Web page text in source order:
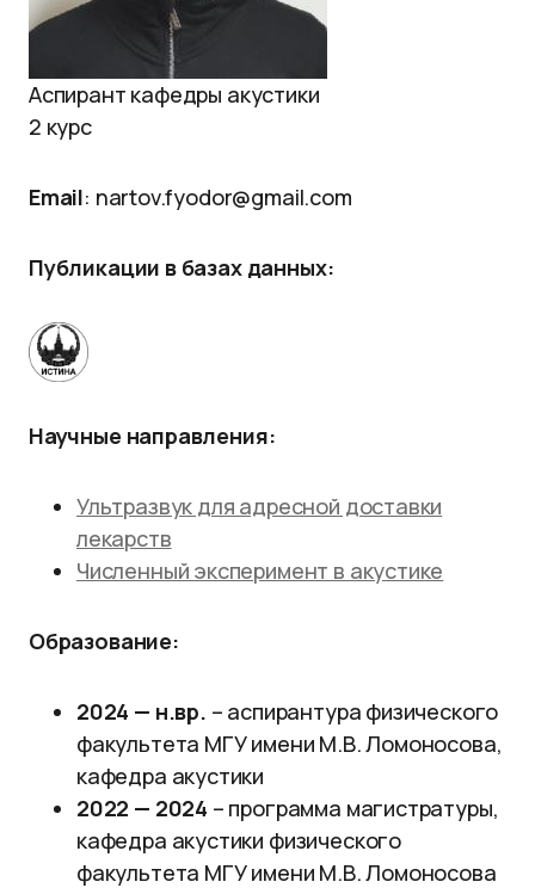
Аспирант кафедры акустики
2 курс
Email: nartov.fyodor@gmail.com
Публикации в базах данных:
Научные направления:
Ультразвук для адресной доставки
лекарств
Численный эксперимент в акустике
Образование:
2024 — н.вр. – аспирантура физического
факультета МГУ имени М.В. Ломоносова,
кафедра акустики
2022 — 2024 – программа магистратуры,
кафедра акустики физического
факультета МГУ имени М.В. Ломоносова